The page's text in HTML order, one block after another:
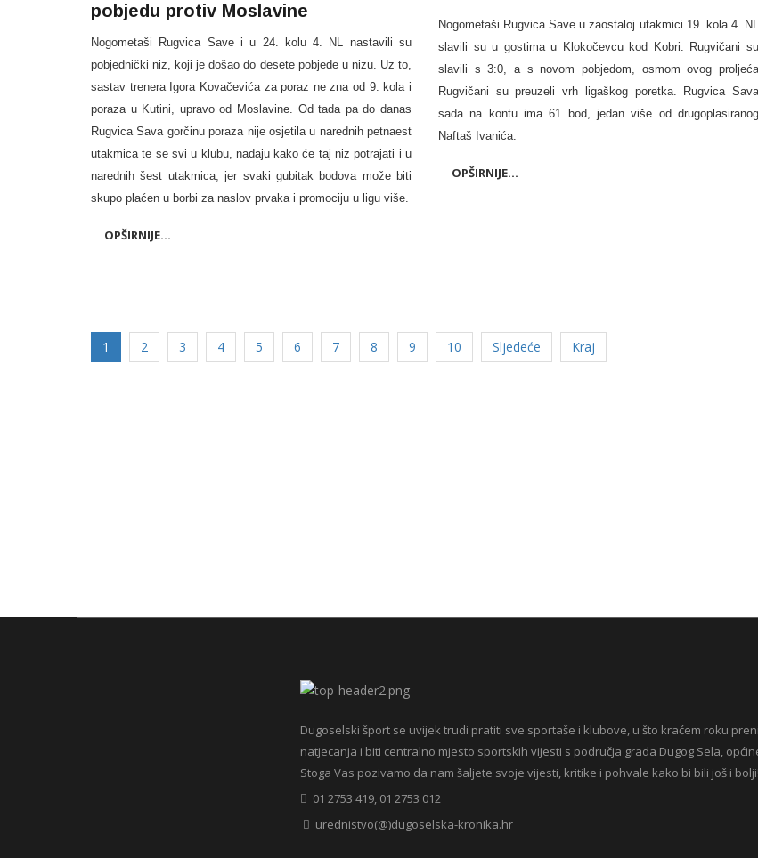
pobjedu protiv Moslavine
Nogometaši Rugvica Save i u 24. kolu 4. NL nastavili su
pobjednički niz, koji je došao do desete pobjede u nizu. Uz to,
sastav trenera Igora Kovačevića za poraz ne zna od 9. kola i
poraza u Kutini, upravo od Moslavine. Od tada pa do danas
Rugvica Sava gorčinu poraza nije osjetila u narednih petnaest
utakmica te se svi u klubu, nadaju kako će taj niz potrajati i u
narednih šest utakmica, jer svaki gubitak bodova može biti
skupo plaćen u borbi za naslov prvaka i promociju u ligu više.
OPŠIRNIJE...
Nogometaši Rugvica Save u zaostaloj utakmici 19. kola 4. NL
slavili su u gostima u Klokočevcu kod Kobri. Rugvičani su
slavili s 3:0, a s novom pobjedom, osmom ovog proljeća
Rugvičani su preuzeli vrh ligaškog poretka. Rugvica Sava
sada na kontu ima 61 bod, jedan više od drugoplasiranog
Naftaš Ivanića.
OPŠIRNIJE...
1 2 3 4 5 6 7 8 9 10 Sljedeće Kraj
Dugoselski šport se uvijek trudi pratiti sve sportaše i klubove, u što kraćem roku
natjecanja i biti centralno mjesto sportskih vijesti s područja grada Dugog Sela,
Stoga Vas pozivamo da nam šaljete svoje vijesti, kritike i pohvale kako bi bili još i bolji!
01 2753 419, 01 2753 012
urednistvo(@)dugoselska-kronika.hr